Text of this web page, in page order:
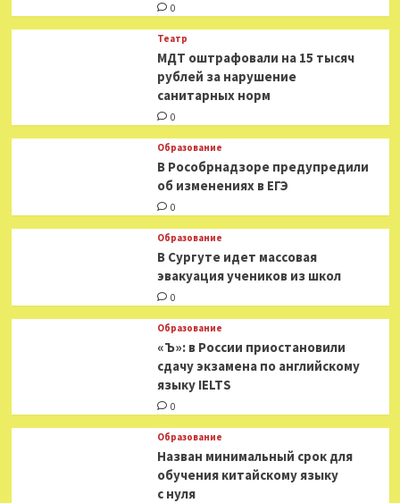
0
Театр
МДТ оштрафовали на 15 тысяч
рублей за нарушение
санитарных норм
0
Образование
В Рособрнадзоре предупредили
об изменениях в ЕГЭ
0
Образование
В Сургуте идет массовая
эвакуация учеников из школ
0
Образование
«Ъ»: в России приостановили
сдачу экзамена по английскому
языку IELTS
0
Образование
Назван минимальный срок для
обучения китайскому языку
с нуля